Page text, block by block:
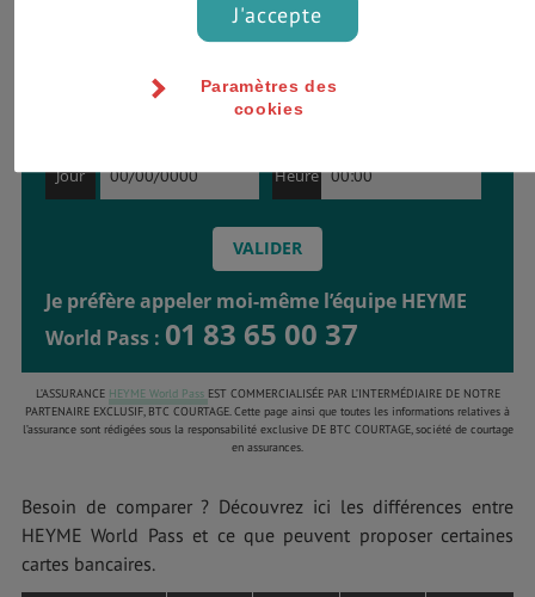
Jour Heure
Je préfère appeler moi-même l’équipe HEYME
World Pass : 01 83 65 00 37
L’ASSURANCE HEYME World Pass EST COMMERCIALISÉE PAR L’INTERMÉDIAIRE DE NOTRE
PARTENAIRE EXCLUSIF, BTC COURTAGE. Cette page ainsi que toutes les informations relatives à
l’assurance sont rédigées sous la responsabilité exclusive DE BTC COURTAGE, société de courtage
en assurances.
Besoin de comparer ? Découvrez ici les différences entre
HEYME World Pass et ce que peuvent proposer certaines
cartes bancaires.
J'accepte
Paramètres des
cookies